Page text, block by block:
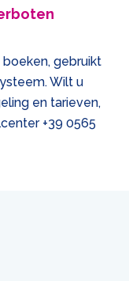
gebruikt
Wilt u
en tarieven,
+39 0565